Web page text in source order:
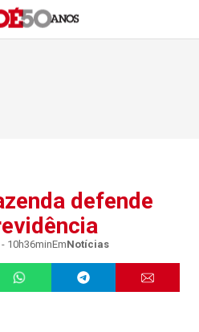
defende
10h36minEmNotícias